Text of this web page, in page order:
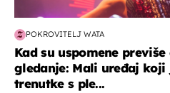
POKROVITELJ WATA
Kad su uspomene
gledanje: Mali uređaj
trenutke s ple...